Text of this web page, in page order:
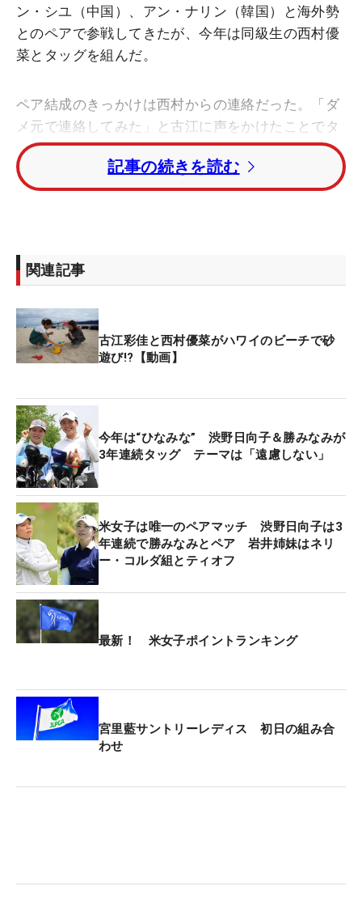
ン・シユ（中国）、アン・ナリン（韓国）と海外勢
とのペアで参戦してきたが、今年は同級生の西村優
菜とタッグを組んだ。
ペア結成のきっかけは西村からの連絡だった。「ダ
メ元で連絡してみた」と古江に声をかけたことでタ
ッグが実現。同じ関西出身で、コースを離れても親
交の深い2人が選んだチーム名は『Minis』。小柄な
2人らしく、“ミニ”を由来に名付けたという。
ズ』の『Universal Fanfare』を選択。「現地の人に
も分かりやすいように」との思いも込められてい
今大会の初日と3日目は、1つのボールを交互に打つ
フォアサム形式で行われる。奇数ホールと偶数ホー
に、ペアごとの戦略も重要だ。
飛距離やショットの持ち味によって役割を分担する
ケースもあるが、古江は「似たようなタイプ」と分
析。それだけに、お互いがどのような攻め方をする
かイメージしやすいことは大きな強みになってく
る。
「お互いをヒントにしながら、安定感で上回ってバ
ーディチャンスができれば」と古江。息の合ったプ
レーでチャンスを積み重ねていく青写真を描く。
「迷惑をかけないように」と率直な思いを口にし
た。隣にメジャーチャンピオンがいる心強さがある
反面、自分のショットが古江の結果にも影響する責
記事の続きを読む
関連記事
古江彩佳と西村優菜がハワイのビーチで砂
遊び!?【動画】
今年は“ひなみな” 渋野日向子＆勝みなみが
3年連続タッグ テーマは「遠慮しない」
米女子は唯一のペアマッチ 渋野日向子は3
年連続で勝みなみとペア 岩井姉妹はネリ
ー・コルダ組とティオフ
最新！ 米女子ポイントランキング
宮里藍サントリーレディス 初日の組み合
わせ